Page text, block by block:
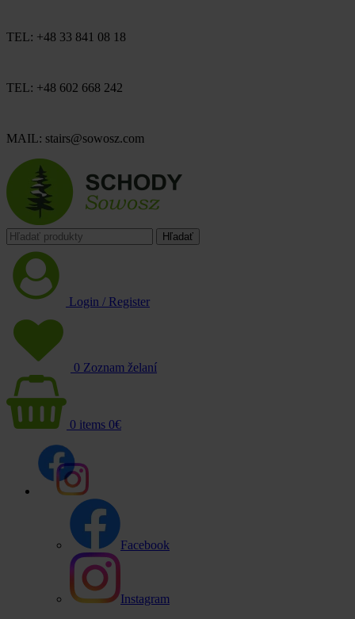
TEL: +48 33 841 08 18
TEL: +48 602 668 242
MAIL: stairs@sowosz.com
Hľadať
Login / Register
0 Zoznam želaní
0 items 0€
Facebook
Instagram